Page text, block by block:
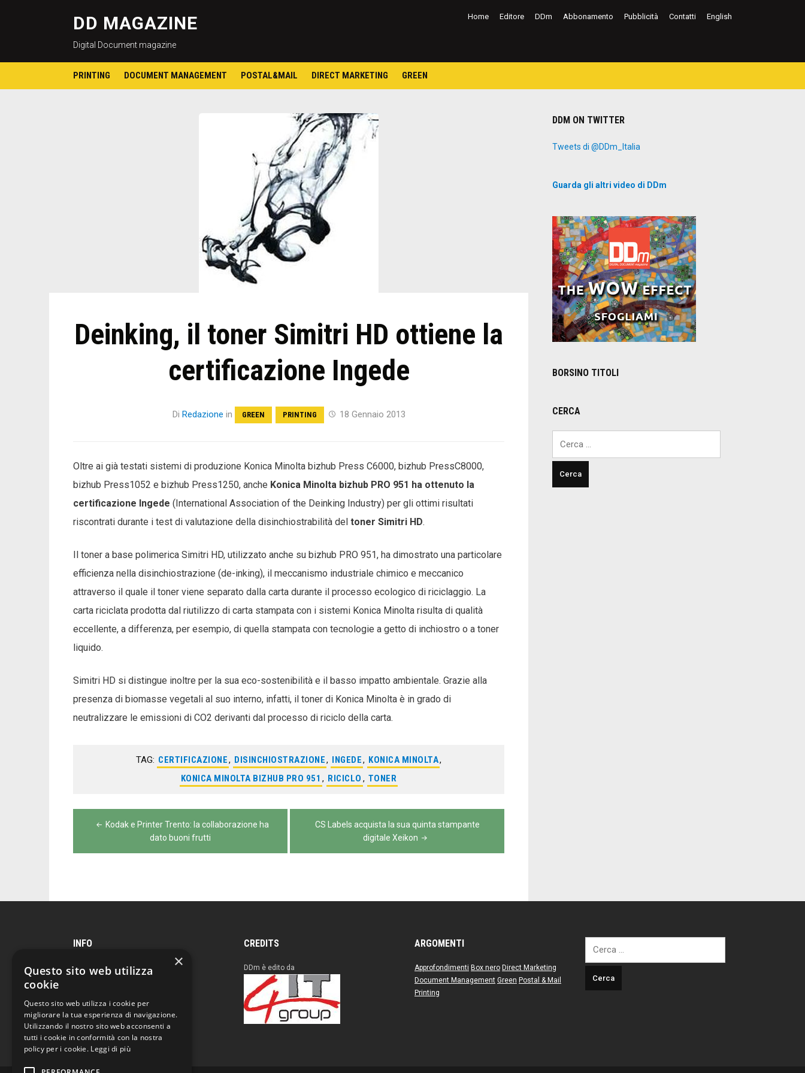
DD MAGAZINE
Digital Document magazine
Home Editore DDm Abbonamento Pubblicità Contatti English
PRINTING DOCUMENT MANAGEMENT POSTAL&MAIL DIRECT MARKETING GREEN
Deinking, il toner Simitri HD ottiene la
certificazione Ingede
Di Redazione in GREEN PRINTING 18 Gennaio 2013
Oltre ai già testati sistemi di produzione Konica Minolta bizhub Press C6000, bizhub PressC8000,
bizhub Press1052 e bizhub Press1250, anche Konica Minolta bizhub PRO 951 ha ottenuto la
certificazione Ingede (International Association of the Deinking Industry) per gli ottimi risultati
riscontrati durante i test di valutazione della disinchiostrabilità del toner Simitri HD.
Il toner a base polimerica Simitri HD, utilizzato anche su bizhub PRO 951, ha dimostrato una particolare
efficienza nella disinchiostrazione (de-inking), il meccanismo industriale chimico e meccanico
attraverso il quale il toner viene separato dalla carta durante il processo ecologico di riciclaggio. La
carta riciclata prodotta dal riutilizzo di carta stampata con i sistemi Konica Minolta risulta di qualità
eccellente, a differenza, per esempio, di quella stampata con tecnologie a getto di inchiostro o a toner
liquido.
Simitri HD si distingue inoltre per la sua eco-sostenibilità e il basso impatto ambientale. Grazie alla
presenza di biomasse vegetali al suo interno, infatti, il toner di Konica Minolta è in grado di
neutralizzare le emissioni di CO2 derivanti dal processo di riciclo della carta.
TAG: CERTIFICAZIONE, DISINCHIOSTRAZIONE, INGEDE, KONICA MINOLTA,
KONICA MINOLTA BIZHUB PRO 951 , RICICLO , TONER
Navigazione
Kodak e Printer Trento: la collaborazione ha
dato buoni frutti
CS Labels acquista la sua quinta stampante
digitale Xeikon
DDM ON TWITTER
Tweets di @DDm_Italia
Guarda gli altri video di DDm
BORSINO TITOLI
CERCA
INFO
Reg. Tribunale Milano
C.F. e P.I. 04961230960
CREDITS
DDm è edito da
ARGOMENTI
Approfondimenti Box nero Direct Marketing
Document Management Green Postal & Mail
Printing
per:
×
Questo sito web utilizza
cookie
Questo sito web utilizza i cookie per
migliorare la tua esperienza di navigazione.
Utilizzando il nostro sito web acconsenti a
tutti i cookie in conformità con la nostra
policy per i cookie. Leggi di più